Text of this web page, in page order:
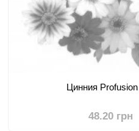
Цинния
48.20 грн